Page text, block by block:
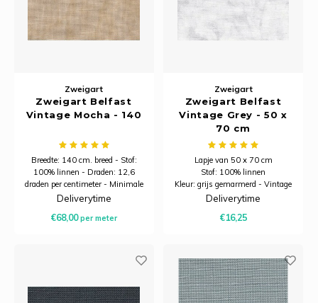
Zweigart
Zweigart Belfast
Vintage Mocha - 140
Breedte: 140 cm. breed - Stof:
100% linnen - Draden: 12,6
draden per centimeter - Minimale
afname is 20 centimeter.
Deliverytime
€68,00per meter
Zweigart
Zweigart Belfast
Vintage Grey - 50 x
70 cm
Lapje van 50 x 70 cm
Stof: 100% linnen
Kleur: grijs gemarmerd - Vintage
Grey handwerkstof
centimeter
Deliverytime
€16,25